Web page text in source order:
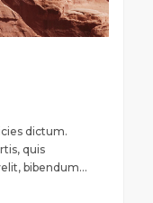
dictum.
quis
bibendum...